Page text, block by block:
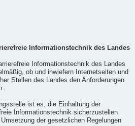
Informationstechnik des Landes
Informationstechnik des Landes
ob und inwiefern Internetseiten und
Stellen des Landes den Anforderungen
ist es, die Einhaltung der
Informationstechnik sicherzustellen
der gesetzlichen Regelungen